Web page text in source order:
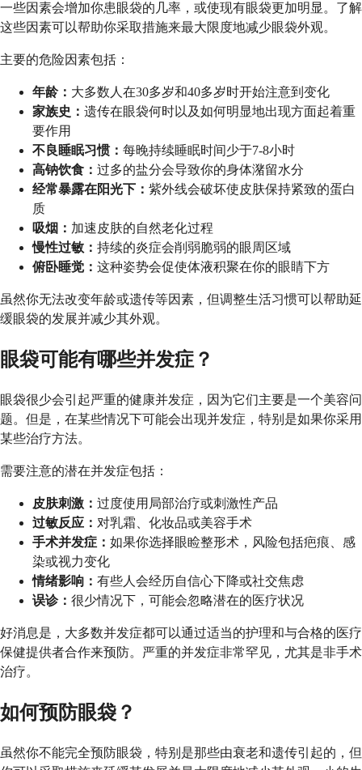
一些因素会增加你患眼袋的几率，或使现有眼袋更加明显。了解
这些因素可以帮助你采取措施来最大限度地减少眼袋外观。
主要的危险因素包括：
年龄： 大多数人在30多岁和40多岁时开始注意到变化
家族史： 遗传在眼袋何时以及如何明显地出现方面起着重
要作用
不良睡眠习惯： 每晚持续睡眠时间少于7-8小时
高钠饮食： 过多的盐分会导致你的身体潴留水分
经常暴露在阳光下： 紫外线会破坏使皮肤保持紧致的蛋白
质
吸烟： 加速皮肤的自然老化过程
慢性过敏： 持续的炎症会削弱脆弱的眼周区域
俯卧睡觉： 这种姿势会促使体液积聚在你的眼睛下方
虽然你无法改变年龄或遗传等因素，但调整生活习惯可以帮助延
缓眼袋的发展并减少其外观。
眼袋可能有哪些并发症？
眼袋很少会引起严重的健康并发症，因为它们主要是一个美容问
题。但是，在某些情况下可能会出现并发症，特别是如果你采用
某些治疗方法。
需要注意的潜在并发症包括：
皮肤刺激： 过度使用局部治疗或刺激性产品
过敏反应： 对乳霜、化妆品或美容手术
手术并发症： 如果你选择眼睑整形术，风险包括疤痕、感
染或视力变化
情绪影响： 有些人会经历自信心下降或社交焦虑
误诊： 很少情况下，可能会忽略潜在的医疗状况
好消息是，大多数并发症都可以通过适当的护理和与合格的医疗
保健提供者合作来预防。严重的并发症非常罕见，尤其是非手术
治疗。
如何预防眼袋？
虽然你不能完全预防眼袋，特别是那些由衰老和遗传引起的，但